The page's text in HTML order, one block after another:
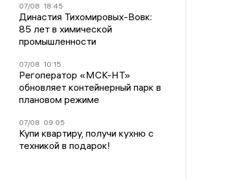
07/08 18:45
Династия Тихомировых-Вовк:
85 лет в химической
промышленности
07/08 10:15
Регоператор «МСК-НТ»
обновляет контейнерный парк в
плановом режиме
07/08 09:05
Купи квартиру, получи кухню с
техникой в подарок!